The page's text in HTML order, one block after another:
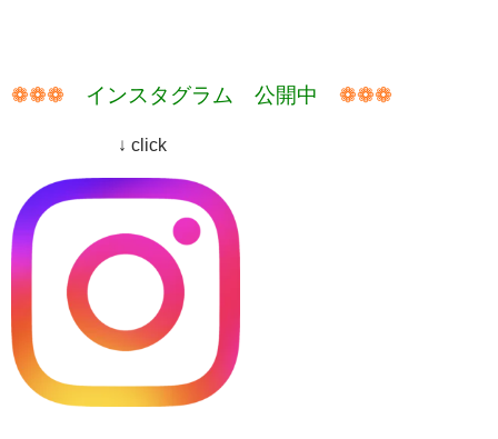
❁❁❁ インスタグラム 公開中 ❁❁❁
↓ click